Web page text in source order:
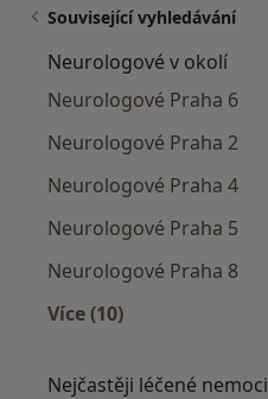
Související vyhledávání
Neurologové v okolí
Neurologové Praha 6
Neurologové Praha 2
Neurologové Praha 4
Neurologové Praha 5
Neurologové Praha 8
Více (10)
Nejčastěji léčené nemoci